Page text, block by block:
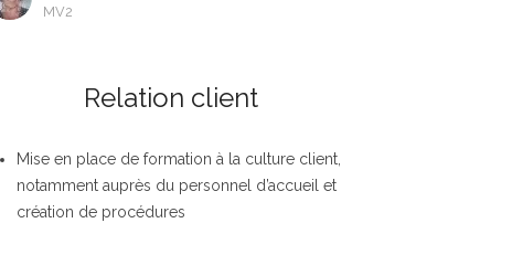
MV2
Relation client
Mise en place de formation à la culture client,
notamment auprès du personnel d’accueil et
création de procédures